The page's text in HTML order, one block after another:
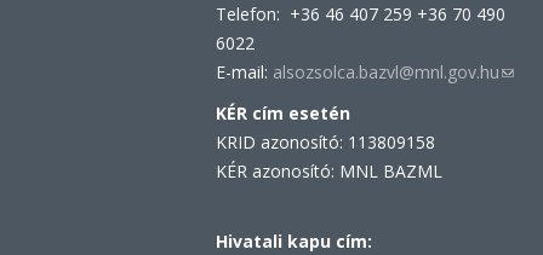
Telefon: +36 46 407 259 +36 70 490
6022
E-mail: alsozsolca.bazvl@mnl.gov.hu(link
KÉR cím esetén
KRID azonosító: 113809158
KÉR azonosító: MNL BAZML
Hivatali kapu cím: